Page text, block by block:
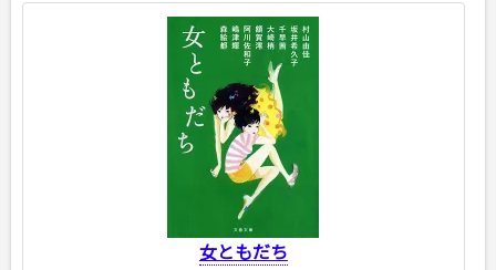
女ともだち